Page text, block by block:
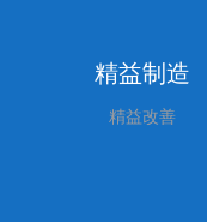
精益制造
精益改善